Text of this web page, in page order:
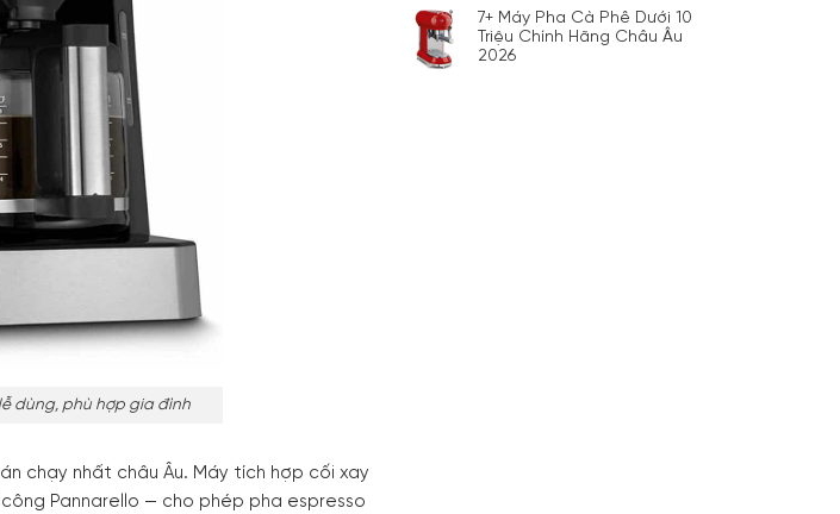
dùng, phù hợp gia đình
chạy nhất châu Âu. Máy tích hợp cối xay
Pannarello — cho phép pha espresso
7+ Máy Pha Cà Phê Dưới 10
Triệu Chính Hãng Châu Âu
2026